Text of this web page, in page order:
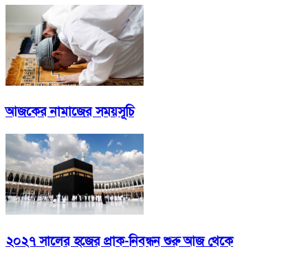
আজকের নামাজের সময়সূচি
২০২৭ সালের হজের প্রাক-নিবন্ধন শুরু আজ থেকে